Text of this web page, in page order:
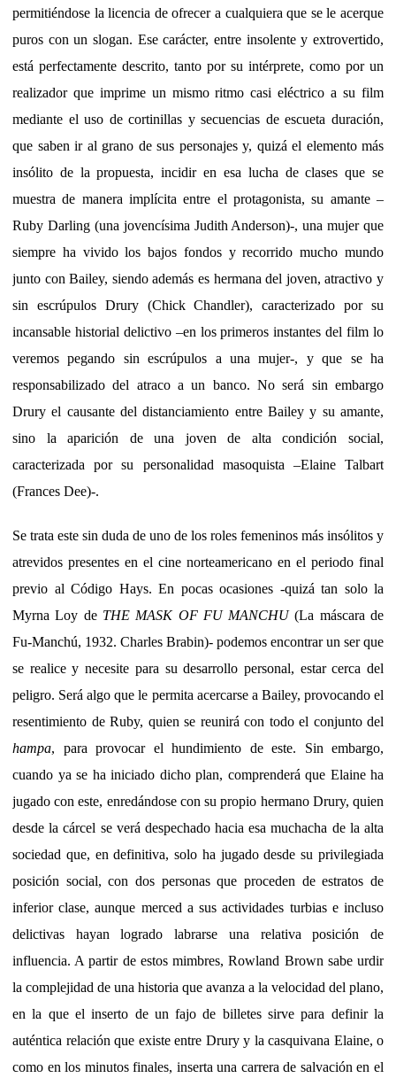
permitiéndose la licencia de ofrecer a cualquiera que se le acerque
puros con un slogan. Ese carácter, entre insolente y extrovertido,
está perfectamente descrito, tanto por su intérprete, como por un
realizador que imprime un mismo ritmo casi eléctrico a su film
mediante el uso de cortinillas y secuencias de escueta duración,
que saben ir al grano de sus personajes y, quizá el elemento más
insólito de la propuesta, incidir en esa lucha de clases que se
muestra de manera implícita entre el protagonista, su amante –
Ruby Darling (una jovencísima Judith Anderson)-, una mujer que
siempre ha vivido los bajos fondos y recorrido mucho mundo
junto con Bailey, siendo además es hermana del joven, atractivo y
sin escrúpulos Drury (Chick Chandler), caracterizado por su
incansable historial delictivo –en los primeros instantes del film lo
veremos pegando sin escrúpulos a una mujer-, y que se ha
responsabilizado del atraco a un banco. No será sin embargo
Drury el causante del distanciamiento entre Bailey y su amante,
sino la aparición de una joven de alta condición social,
caracterizada por su personalidad masoquista –Elaine Talbart
(Frances Dee)-.
Se trata este sin duda de uno de los roles femeninos más insólitos y
atrevidos presentes en el cine norteamericano en el periodo final
previo al Código Hays. En pocas ocasiones -quizá tan solo la
Myrna Loy de THE MASK OF FU MANCHU(La máscara de
Fu-Manchú, 1932. Charles Brabin)- podemos encontrar un ser que
se realice y necesite para su desarrollo personal, estar cerca del
peligro. Será algo que le permita acercarse a Bailey, provocando el
resentimiento de Ruby, quien se reunirá con todo el conjunto del
hampa, para provocar el hundimiento de este. Sin embargo,
cuando ya se ha iniciado dicho plan, comprenderá que Elaine ha
jugado con este, enredándose con su propio hermano Drury, quien
desde la cárcel se verá despechado hacia esa muchacha de la alta
sociedad que, en definitiva, solo ha jugado desde su privilegiada
posición social, con dos personas que proceden de estratos de
inferior clase, aunque merced a sus actividades turbias e incluso
delictivas hayan logrado labrarse una relativa posición de
influencia. A partir de estos mimbres, Rowland Brown sabe urdir
la complejidad de una historia que avanza a la velocidad del plano,
en la que el inserto de un fajo de billetes sirve para definir la
auténtica relación que existe entre Drury y la casquivana Elaine, o
como en los minutos finales, inserta una carrera de salvación en el